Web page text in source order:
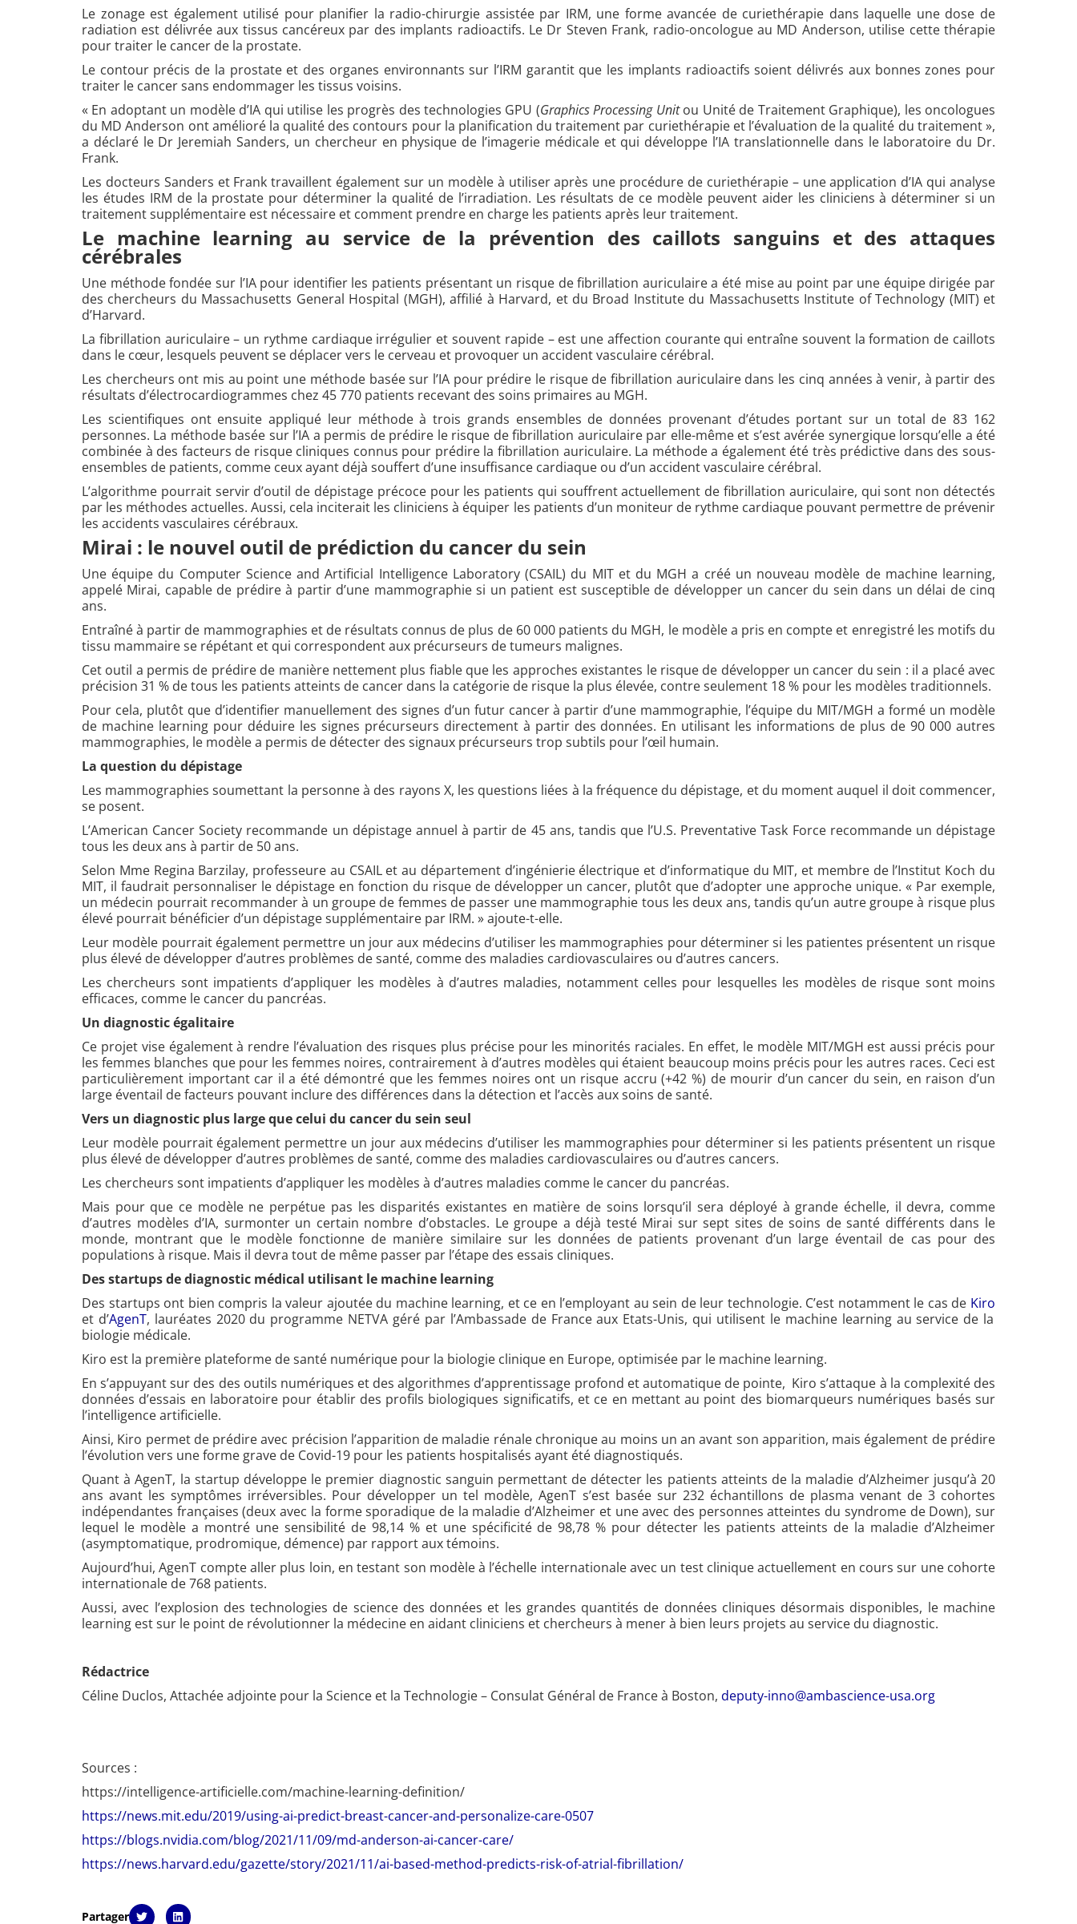
Le zonage est également utilisé pour planifier la radio-chirurgie assistée par IRM, une forme avancée de curiethérapie dans laquelle une dose de
radiation est délivrée aux tissus cancéreux par des implants radioactifs. Le Dr Steven Frank, radio-oncologue au MD Anderson, utilise cette thérapie
pour traiter le cancer de la prostate.
Le contour précis de la prostate et des organes environnants sur l’IRM garantit que les implants radioactifs soient délivrés aux bonnes zones pour
traiter le cancer sans endommager les tissus voisins.
« En adoptant un modèle d’IA qui utilise les progrès des technologies GPU (Graphics Processing Unitou Unité de Traitement Graphique), les oncologues
du MD Anderson ont amélioré la qualité des contours pour la planification du traitement par curiethérapie et l’évaluation de la qualité du traitement »,
a déclaré le Dr Jeremiah Sanders, un chercheur en physique de l’imagerie médicale et qui développe l’IA translationnelle dans le laboratoire du Dr.
Frank.
Les docteurs Sanders et Frank travaillent également sur un modèle à utiliser après une procédure de curiethérapie – une application d’IA qui analyse
les études IRM de la prostate pour déterminer la qualité de l’irradiation. Les résultats de ce modèle peuvent aider les cliniciens à déterminer si un
traitement supplémentaire est nécessaire et comment prendre en charge les patients après leur traitement.
Le machine learning au service de la prévention des caillots sanguins et des attaques
cérébrales
Une méthode fondée sur l’IA pour identifier les patients présentant un risque de fibrillation auriculaire a été mise au point par une équipe dirigée par
des chercheurs du Massachusetts General Hospital (MGH), affilié à Harvard, et du Broad Institute du Massachusetts Institute of Technology (MIT) et
d’Harvard.
La fibrillation auriculaire – un rythme cardiaque irrégulier et souvent rapide – est une affection courante qui entraîne souvent la formation de caillots
dans le cœur, lesquels peuvent se déplacer vers le cerveau et provoquer un accident vasculaire cérébral.
Les chercheurs ont mis au point une méthode basée sur l’IA pour prédire le risque de fibrillation auriculaire dans les cinq années à venir, à partir des
résultats d’électrocardiogrammes chez 45 770 patients recevant des soins primaires au MGH.
Les scientifiques ont ensuite appliqué leur méthode à trois grands ensembles de données provenant d’études portant sur un total de 83 162
personnes. La méthode basée sur l’IA a permis de prédire le risque de fibrillation auriculaire par elle-même et s’est avérée synergique lorsqu’elle a été
combinée à des facteurs de risque cliniques connus pour prédire la fibrillation auriculaire. La méthode a également été très prédictive dans des sous-
ensembles de patients, comme ceux ayant déjà souffert d’une insuffisance cardiaque ou d’un accident vasculaire cérébral.
L’algorithme pourrait servir d’outil de dépistage précoce pour les patients qui souffrent actuellement de fibrillation auriculaire, qui sont non détectés
par les méthodes actuelles. Aussi, cela inciterait les cliniciens à équiper les patients d’un moniteur de rythme cardiaque pouvant permettre de prévenir
les accidents vasculaires cérébraux.
Mirai : le nouvel outil de prédiction du cancer du sein
Une équipe du Computer Science and Artificial Intelligence Laboratory (CSAIL) du MIT et du MGH a créé un nouveau modèle de machine learning,
appelé Mirai, capable de prédire à partir d’une mammographie si un patient est susceptible de développer un cancer du sein dans un délai de cinq
ans.
Entraîné à partir de mammographies et de résultats connus de plus de 60 000 patients du MGH, le modèle a pris en compte et enregistré les motifs du
tissu mammaire se répétant et qui correspondent aux précurseurs de tumeurs malignes.
Cet outil a permis de prédire de manière nettement plus fiable que les approches existantes le risque de développer un cancer du sein : il a placé avec
précision 31 % de tous les patients atteints de cancer dans la catégorie de risque la plus élevée, contre seulement 18 % pour les modèles traditionnels.
Pour cela, plutôt que d’identifier manuellement des signes d’un futur cancer à partir d’une mammographie, l’équipe du MIT/MGH a formé un modèle
de machine learning pour déduire les signes précurseurs directement à partir des données. En utilisant les informations de plus de 90 000 autres
mammographies, le modèle a permis de détecter des signaux précurseurs trop subtils pour l’œil humain.
La question du dépistage
Les mammographies soumettant la personne à des rayons X, les questions liées à la fréquence du dépistage, et du moment auquel il doit commencer,
se posent.
L’American Cancer Society recommande un dépistage annuel à partir de 45 ans, tandis que l’U.S. Preventative Task Force recommande un dépistage
tous les deux ans à partir de 50 ans.
Selon Mme Regina Barzilay, professeure au CSAIL et au département d’ingénierie électrique et d’informatique du MIT, et membre de l’Institut Koch du
MIT, il faudrait personnaliser le dépistage en fonction du risque de développer un cancer, plutôt que d’adopter une approche unique. « Par exemple,
un médecin pourrait recommander à un groupe de femmes de passer une mammographie tous les deux ans, tandis qu’un autre groupe à risque plus
élevé pourrait bénéficier d’un dépistage supplémentaire par IRM. » ajoute-t-elle.
Leur modèle pourrait également permettre un jour aux médecins d’utiliser les mammographies pour déterminer si les patientes présentent un risque
plus élevé de développer d’autres problèmes de santé, comme des maladies cardiovasculaires ou d’autres cancers.
Les chercheurs sont impatients d’appliquer les modèles à d’autres maladies, notamment celles pour lesquelles les modèles de risque sont moins
efficaces, comme le cancer du pancréas.
Un diagnostic égalitaire
Ce projet vise également à rendre l’évaluation des risques plus précise pour les minorités raciales. En effet, le modèle MIT/MGH est aussi précis pour
les femmes blanches que pour les femmes noires, contrairement à d’autres modèles qui étaient beaucoup moins précis pour les autres races. Ceci est
particulièrement important car il a été démontré que les femmes noires ont un risque accru (+42 %) de mourir d’un cancer du sein, en raison d’un
large éventail de facteurs pouvant inclure des différences dans la détection et l’accès aux soins de santé.
Vers un diagnostic plus large que celui du cancer du sein seul
Leur modèle pourrait également permettre un jour aux médecins d’utiliser les mammographies pour déterminer si les patients présentent un risque
plus élevé de développer d’autres problèmes de santé, comme des maladies cardiovasculaires ou d’autres cancers.
Les chercheurs sont impatients d’appliquer les modèles à d’autres maladies comme le cancer du pancréas.
Mais pour que ce modèle ne perpétue pas les disparités existantes en matière de soins lorsqu’il sera déployé à grande échelle, il devra, comme
d’autres modèles d’IA, surmonter un certain nombre d’obstacles. Le groupe a déjà testé Mirai sur sept sites de soins de santé différents dans le
monde, montrant que le modèle fonctionne de manière similaire sur les données de patients provenant d’un large éventail de cas pour des
populations à risque. Mais il devra tout de même passer par l’étape des essais cliniques.
Des startups de diagnostic médical utilisant le machine learning
Des startups ont bien compris la valeur ajoutée du machine learning, et ce en l’employant au sein de leur technologie. C’est notamment le cas de Kiro
et d’AgenT, lauréates 2020 du programme NETVA géré par l’Ambassade de France aux Etats-Unis, qui utilisent le machine learning au service de la
biologie médicale.
Kiro est la première plateforme de santé numérique pour la biologie clinique en Europe, optimisée par le machine learning.
En s’appuyant sur des des outils numériques et des algorithmes d’apprentissage profond et automatique de pointe, Kiro s’attaque à la complexité des
données d’essais en laboratoire pour établir des profils biologiques significatifs, et ce en mettant au point des biomarqueurs numériques basés sur
l’intelligence artificielle.
Ainsi, Kiro permet de prédire avec précision l’apparition de maladie rénale chronique au moins un an avant son apparition, mais également de prédire
l’évolution vers une forme grave de Covid-19 pour les patients hospitalisés ayant été diagnostiqués.
Quant à AgenT, la startup développe le premier diagnostic sanguin permettant de détecter les patients atteints de la maladie d’Alzheimer jusqu’à 20
ans avant les symptômes irréversibles. Pour développer un tel modèle, AgenT s’est basée sur 232 échantillons de plasma venant de 3 cohortes
indépendantes françaises (deux avec la forme sporadique de la maladie d’Alzheimer et une avec des personnes atteintes du syndrome de Down), sur
lequel le modèle a montré une sensibilité de 98,14 % et une spécificité de 98,78 % pour détecter les patients atteints de la maladie d’Alzheimer
(asymptomatique, prodromique, démence) par rapport aux témoins.
Aujourd’hui, AgenT compte aller plus loin, en testant son modèle à l’échelle internationale avec un test clinique actuellement en cours sur une cohorte
internationale de 768 patients.
Aussi, avec l’explosion des technologies de science des données et les grandes quantités de données cliniques désormais disponibles, le machine
learning est sur le point de révolutionner la médecine en aidant cliniciens et chercheurs à mener à bien leurs projets au service du diagnostic.
Rédactrice
Céline Duclos, Attachée adjointe pour la Science et la Technologie – Consulat Général de France à Boston, deputy-inno@ambascience-usa.org
Sources :
https://intelligence-artificielle.com/machine-learning-definition/
https://news.mit.edu/2019/using-ai-predict-breast-cancer-and-personalize-care-0507
https://blogs.nvidia.com/blog/2021/11/09/md-anderson-ai-cancer-care/
https://news.harvard.edu/gazette/story/2021/11/ai-based-method-predicts-risk-of-atrial-fibrillation/
Partager